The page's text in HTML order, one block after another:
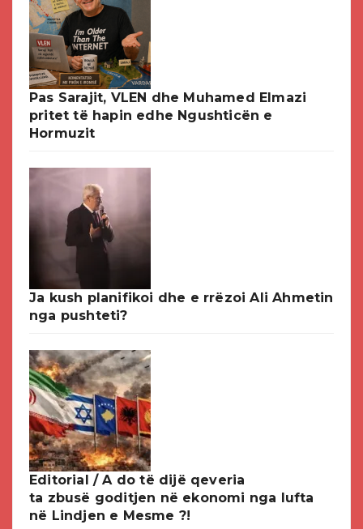
Pas Sarajit, VLEN dhe Muhamed Elmazi
pritet të hapin edhe Ngushticën e
Hormuzit
Ja kush planifikoi dhe e rrëzoi Ali Ahmetin
nga pushteti?
Editorial / A do të dijë qeveria
ta zbusë goditjen në ekonomi nga lufta
në Lindjen e Mesme ?!